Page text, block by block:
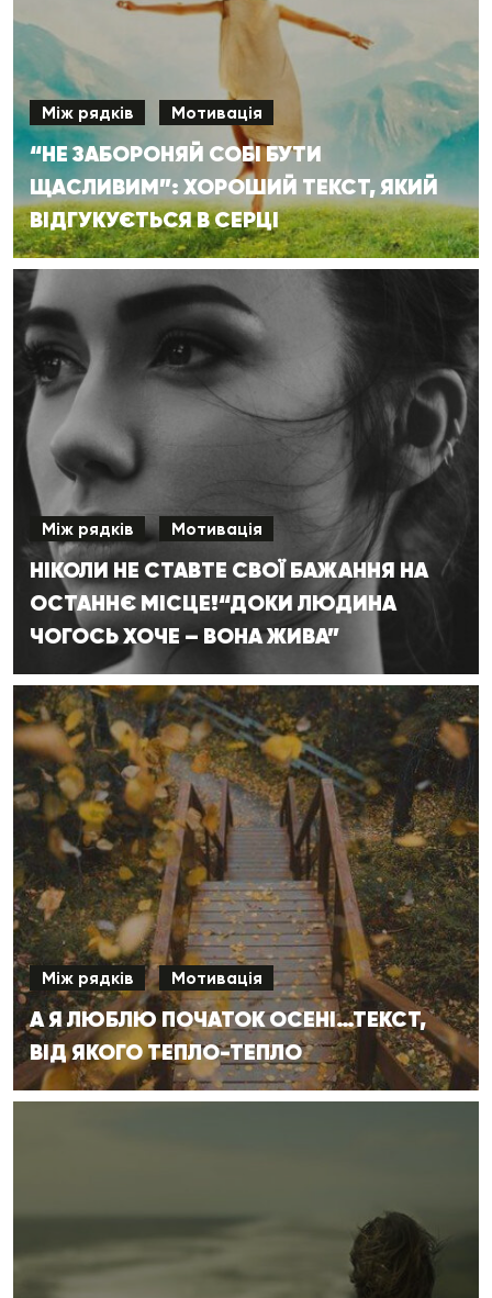
Між рядків Мотивація
“НЕ ЗАБОРОНЯЙ СОБІ БУТИ
ЩАСЛИВИМ”: ХОРОШИЙ ТЕКСТ, ЯКИЙ
ВІДГУКУЄТЬСЯ В СЕРЦІ
Між рядків Мотивація
НІКОЛИ НЕ СТАВТЕ СВОЇ БАЖАННЯ НА
ОСТАННЄ МІСЦЕ!“ДОКИ ЛЮДИНА
ЧОГОСЬ ХОЧЕ – ВОНА ЖИВА”
Між рядків Мотивація
А Я ЛЮБЛЮ ПОЧАТОК ОСЕНІ…ТЕКСТ,
ВІД ЯКОГО ТЕПЛО-ТЕПЛО